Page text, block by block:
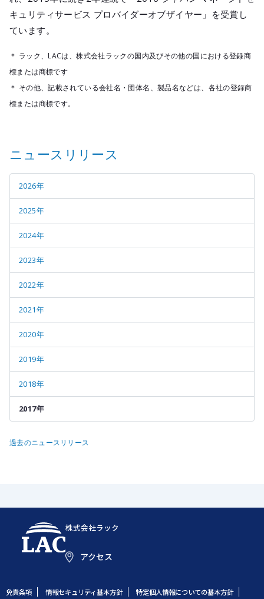
キュリティサービス プロバイダーオブザイヤー」を受賞し
ています。
＊ ラック、LACは、株式会社ラックの国内及びその他の国における登録商
標または商標です
＊ その他、記載されている会社名・団体名、製品名などは、各社の登録商
標または商標です。
ニュースリリース
2026年
2025年
2024年
2023年
2022年
2021年
2020年
2019年
2018年
2017年
過去のニュースリリース
株式会社ラック
アクセス
免責条項 情報セキュリティ基本方針 特定個人情報についての基本方針